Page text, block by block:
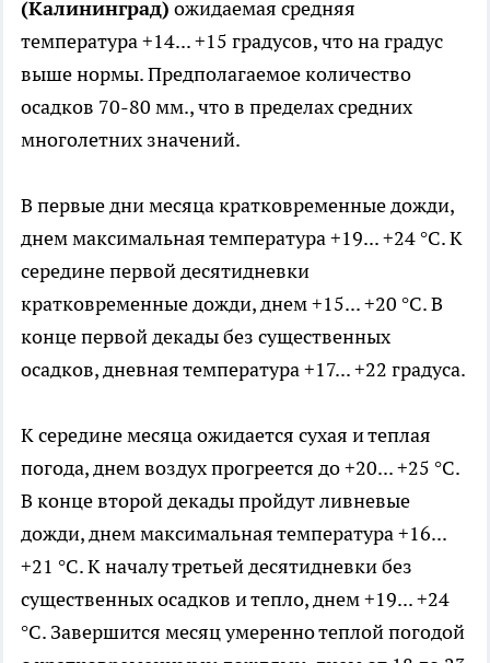
(Калининград) ожидаемая средняя
температура +14... +15 градусов, что на градус
выше нормы. Предполагаемое количество
осадков 70-80 мм., что в пределах средних
многолетних значений.
В первые дни месяца кратковременные дожди,
днем максимальная температура +19... +24 °С. К
середине первой десятидневки
кратковременные дожди, днем +15... +20 °С. В
конце первой декады без существенных
осадков, дневная температура +17... +22 градуса.
К середине месяца ожидается сухая и теплая
погода, днем воздух прогреется до +20... +25 °С.
В конце второй декады пройдут ливневые
дожди, днем максимальная температура +16...
+21 °С. К началу третьей десятидневки без
существенных осадков и тепло, днем +19... +24
°С. Завершится месяц умеренно теплой погодой